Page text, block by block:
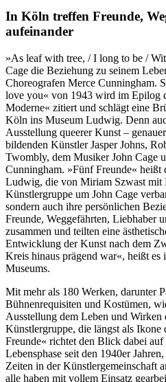
In Köln treffen Freunde,
aufeinander
»As leaf with tree, / I long to be /
Cage die Beziehung zu seinem
Choreografen Merce Cunningham.
love you« von 1943 wird im Epilog
Moderne« zitiert und schlägt eine
Köln ins Museum Ludwig. Denn
Ausstellung queerer Kunst –
bildenden Künstler Jasper Johns,
Twombly, dem Musiker John Cage
Cunningham. »Fünf Freunde«
Ludwig, die von Miriam Szwast
Künstlergruppe um John Cage
sondern auch ihre persönlichen
Freunde, Weggefährten, Liebhaber
zusammen und teilten eine
Entwicklung der Kunst nach dem
Kreis hinaus prägend war«, heißt
Museums.
Mit mehr als 180 Werken, darunter
Bühnenrequisiten und Kostümen,
Ausstellung dem Leben und Wirken
Künstlergruppe, die längst als Ikone
Freunde« richtet den Blick dabei auf
Lebensphase seit den 1940er
Zeiten in der Künstlergemeinschaft
alle haben mit vollem Einsatz